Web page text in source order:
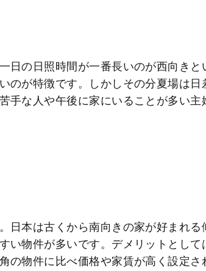
日の日照時間が一番長いのが西向きと
のが特徴です。しかしその分夏場は日
手な人や午後に家にいることが多い主
日本は古くから南向きの家が好まれる
い物件が多いです。デメリットとして
の物件に比べ価格や家賃が高く設定さ